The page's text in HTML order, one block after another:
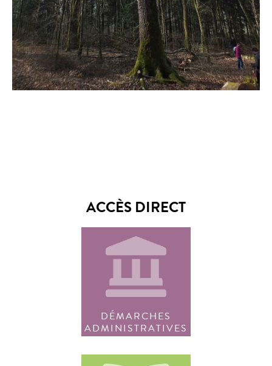
ACCÈS DIRECT
DÉMARCHES
ADMINISTRATIVES